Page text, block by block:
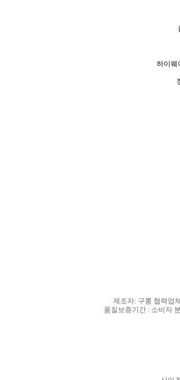
하이웨
제조자: 구룸 협력업
품질보증기간 : 소비자